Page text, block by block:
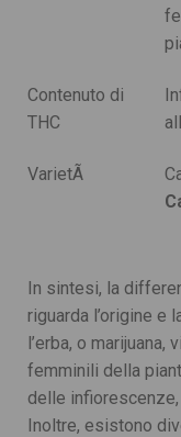
Contenuto di
THC
VarietÃ
In sintesi, la
riguarda l’origine e
l’erba, o
femminili della
delle infiorescenze,
Inoltre, esistono